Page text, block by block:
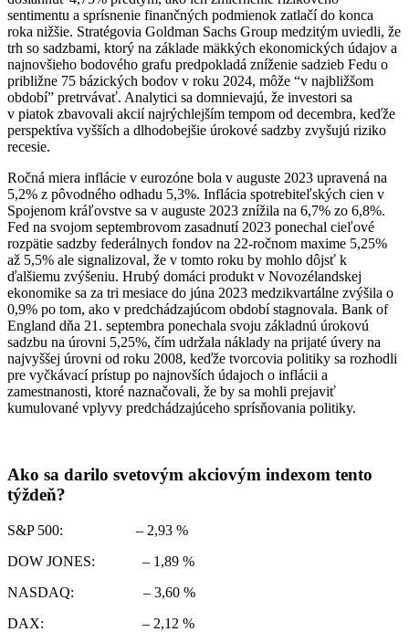
sentimentu a sprísnenie finančných podmienok zatlačí do konca
roka nižšie. Stratégovia Goldman Sachs Group medzitým uviedli, že
trh so sadzbami, ktorý na základe mäkkých ekonomických údajov a
najnovšieho bodového grafu predpokladá zníženie sadzieb Fedu o
približne 75 bázických bodov v roku 2024, môže “v najbližšom
období” pretrvávať. Analytici sa domnievajú, že investori sa
v piatok zbavovali akcií najrýchlejším tempom od decembra, keďže
perspektíva vyšších a dlhodobejšie úrokové sadzby zvyšujú riziko
recesie.
Ročná miera inflácie v eurozóne bola v auguste 2023 upravená na
5,2% z pôvodného odhadu 5,3%. Inflácia spotrebiteľských cien v
Spojenom kráľovstve sa v auguste 2023 znížila na 6,7% zo 6,8%.
Fed na svojom septembrovom zasadnutí 2023 ponechal cieľové
rozpätie sadzby federálnych fondov na 22-ročnom maxime 5,25%
až 5,5% ale signalizoval, že v tomto roku by mohlo dôjsť k
ďalšiemu zvýšeniu. Hrubý domáci produkt v Novozélandskej
ekonomike sa za tri mesiace do júna 2023 medzikvartálne zvýšila o
0,9% po tom, ako v predchádzajúcom období stagnovala. Bank of
England dňa 21. septembra ponechala svoju základnú úrokovú
sadzbu na úrovni 5,25%, čím udržala náklady na prijaté úvery na
najvyššej úrovni od roku 2008, keďže tvorcovia politiky sa rozhodli
pre vyčkávací prístup po najnovších údajoch o inflácii a
zamestnanosti, ktoré naznačovali, že by sa mohli prejaviť
kumulované vplyvy predchádzajúceho sprísňovania politiky.
Ako sa darilo svetovým akciovým indexom tento
týždeň?
S&P 500: – 2,93 %
DOW JONES: – 1,89 %
NASDAQ: – 3,60 %
DAX: – 2,12 %